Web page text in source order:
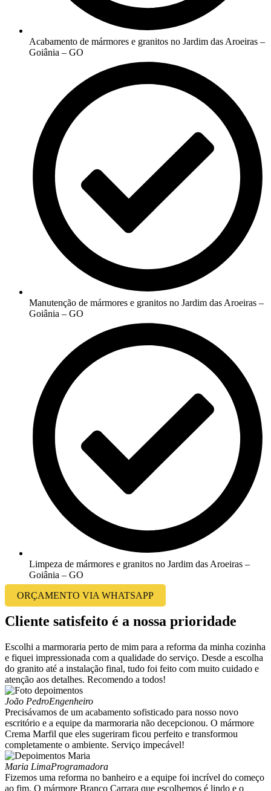
Acabamento de mármores e granitos no Jardim das Aroeiras –
Goiânia – GO
Manutenção de mármores e granitos no Jardim das Aroeiras –
Goiânia – GO
Limpeza de mármores e granitos no Jardim das Aroeiras –
Goiânia – GO
ORÇAMENTO VIA WHATSAPP
Cliente satisfeito é a nossa prioridade
Escolhi a marmoraria perto de mim para a reforma da minha cozinha
e fiquei impressionada com a qualidade do serviço. Desde a escolha
do granito até a instalação final, tudo foi feito com muito cuidado e
atenção aos detalhes. Recomendo a todos!
João PedroEngenheiro
Precisávamos de um acabamento sofisticado para nosso novo
escritório e a equipe da marmoraria não decepcionou. O mármore
Crema Marfil que eles sugeriram ficou perfeito e transformou
completamente o ambiente. Serviço impecável!
Maria LimaProgramadora
Fizemos uma reforma no banheiro e a equipe foi incrível do começo
ao fim. O mármore Branco Carrara que escolhemos é lindo e o